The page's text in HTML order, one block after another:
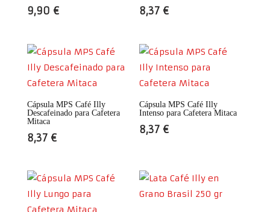
9,90 € 8,37 €
Cápsula MPS Café Illy
Descafeinado para Cafetera
Mitaca
8,37 €
Cápsula MPS Café Illy
Intenso para Cafetera Mitaca
8,37 €